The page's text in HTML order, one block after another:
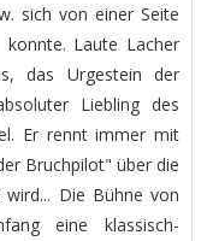
sich von einer Seite
Laute Lacher
das Urgestein der
Liebling des
Er rennt immer mit
Bruchpilot" über die
Die Bühne von
eine klassisch-